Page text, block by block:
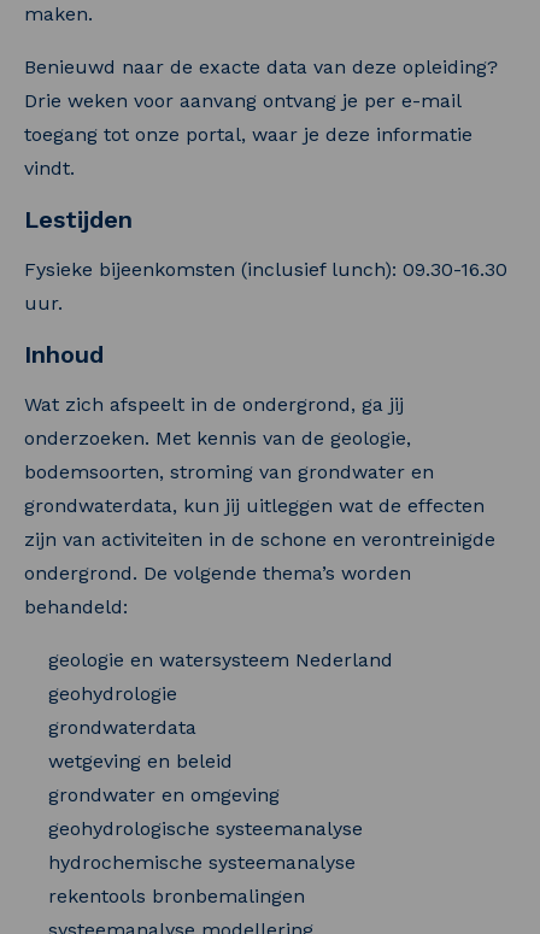
maken.
Benieuwd naar de exacte data van deze opleiding?
Drie weken voor aanvang ontvang je per e-mail
toegang tot onze portal, waar je deze informatie
vindt.
Lestijden
Fysieke bijeenkomsten (inclusief lunch): 09.30-16.30
uur.
Inhoud
Wat zich afspeelt in de ondergrond, ga jij
onderzoeken. Met kennis van de geologie,
bodemsoorten, stroming van grondwater en
grondwaterdata, kun jij uitleggen wat de effecten
zijn van activiteiten in de schone en verontreinigde
ondergrond. De volgende thema’s worden
behandeld:
geologie en watersysteem Nederland
geohydrologie
grondwaterdata
wetgeving en beleid
grondwater en omgeving
geohydrologische systeemanalyse
hydrochemische systeemanalyse
rekentools bronbemalingen
systeemanalyse modellering